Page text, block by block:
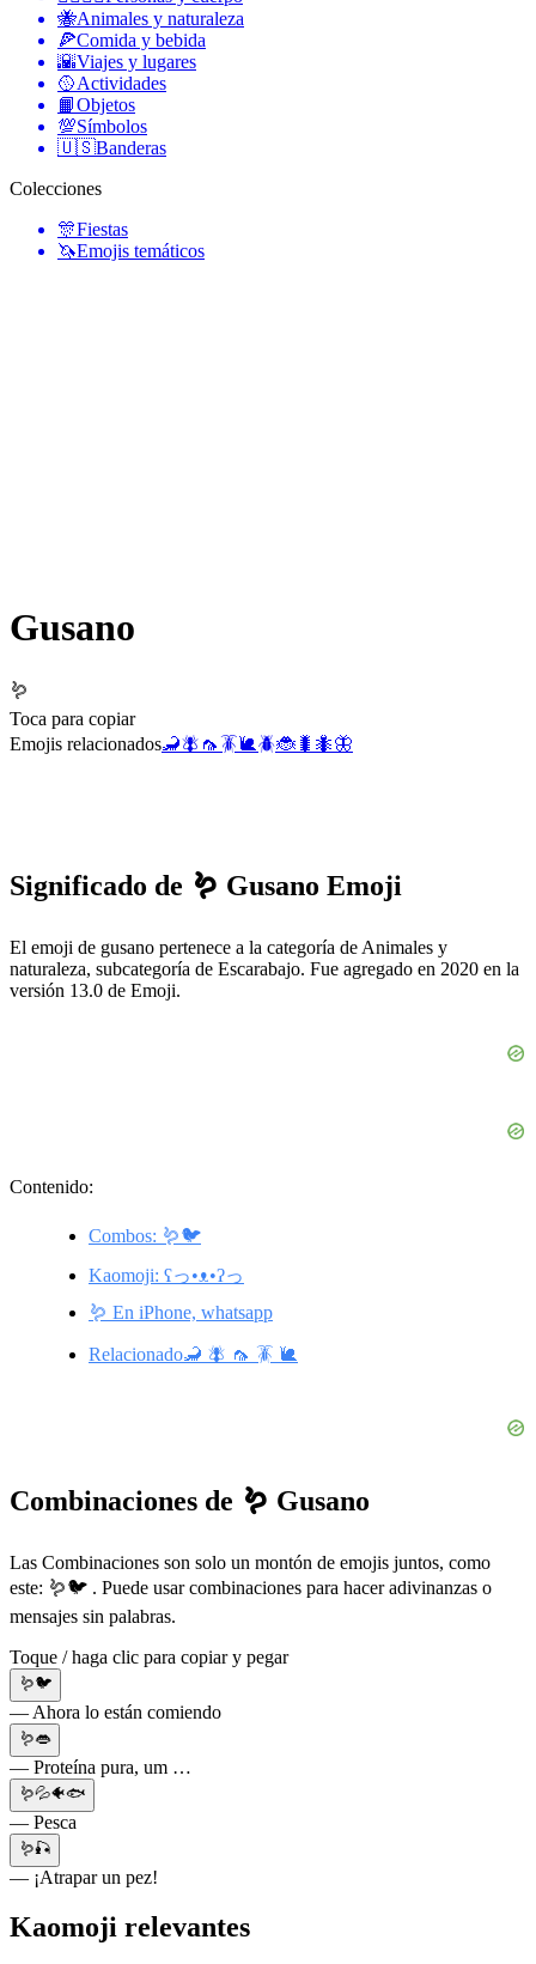
🐝Animales y naturaleza
🍕Comida y bebida
🌇Viajes y lugares
🥎Actividades
📙Objetos
💯Símbolos
🇺🇸Banderas
Colecciones
🎊Fiestas
🦄Emojis temáticos
Gusano
🪱
Toca para copiar
Emojis relacionados🦂🪰 🦟🪳🐌🪲🐞 🐛 🐜🦋
Significado de 🪱 Gusano Emoji
El emoji de gusano pertenece a la categoría de Animales y
naturaleza, subcategoría de Escarabajo. Fue agregado en 2020 en la
versión 13.0 de Emoji.
Contenido:
Combos: 🪱🐦
Kaomoji: ʕっ•ᴥ•ʔっ
🪱 En iPhone, whatsapp
Relacionado🦂 🪰 🦟 🪳 🐌
Combinaciones de 🪱 Gusano
Las Combinaciones son solo un montón de emojis juntos, como
este: 🪱🐦 . Puede usar combinaciones para hacer adivinanzas o
mensajes sin palabras.
Toque / haga clic para copiar y pegar
🪱🐦
— Ahora lo están comiendo
🪱👄
— Proteína pura, um …
🪱💦🐠🐟
— Pesca
🪱🎣
— ¡Atrapar un pez!
Kaomoji relevantes